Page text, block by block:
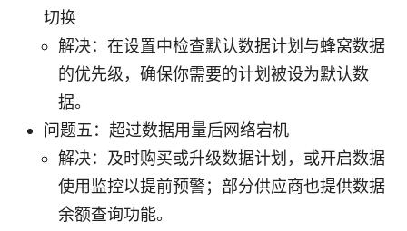
切换
解决：在设置中检查默认数据计划与蜂窝数据
的优先级，确保你需要的计划被设为默认数
据。
问题五：超过数据用量后网络宕机
解决：及时购买或升级数据计划，或开启数据
使用监控以提前预警；部分供应商也提供数据
余额查询功能。